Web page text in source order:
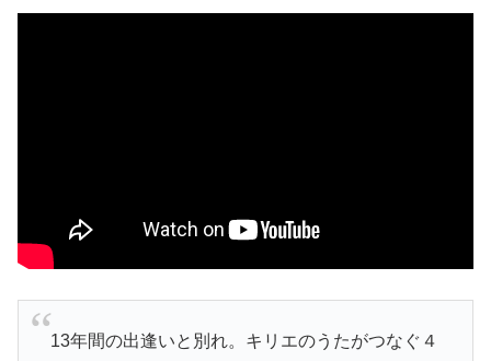
13年間の出逢いと別れ。キリエのうたがつなぐ４